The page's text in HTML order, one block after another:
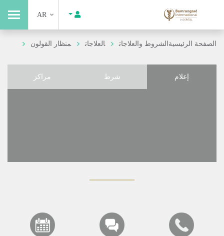
AR
الصفحة الرئيسيةالشروط والعلاجات العلاجات منظار القولون
إعلام شرط مراكز